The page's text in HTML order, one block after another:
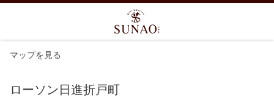
マップを見る
ローソン日進折戸町